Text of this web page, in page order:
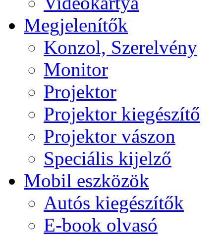
Megjelenítők
Konzol, Szerelvény
Monitor
Projektor
Projektor kiegészítő
Projektor vászon
Speciális kijelző
Mobil eszközök
Autós kiegészítők
E-book olvasó